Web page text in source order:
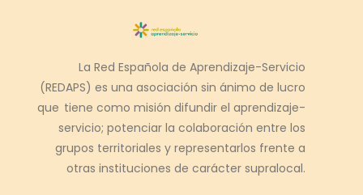
La Red Española de Aprendizaje-Servicio
(REDAPS) es una asociación sin ánimo de lucro
que tiene como misión difundir el aprendizaje-
servicio; potenciar la colaboración entre los
grupos territoriales y representarlos frente a
otras instituciones de carácter supralocal.